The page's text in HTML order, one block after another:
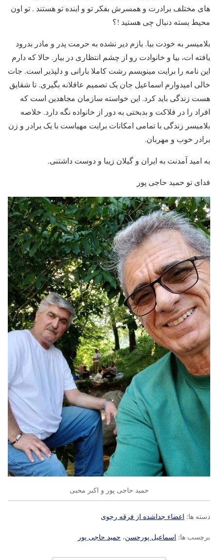
های مختلف برادرت و همسرش بفکر تو و اینده تو هستند . تو اون
محیط بسته دنبال چی هستید !؟
بلامیسر به خودت بیا. بازم دیر نشده به حرمت پدر و مادر بدرود
یافته ات، بیا و خانوادت رو از چشم انتظاری در بیار. حالا که دارم
این نامه را برایت مینویسم رشت کاملا بارانی و دلپذیر است. جات
خالی امیدوارم اسماعیل جان یک تصمیم عاقلانه بگیری. تا شقایق
هست زندگی باید کرد. این خواسته سازمان مجاهدین است که
افراد را در فلاکت و بدبختی به دور از خانواده نگه دارد. خلاصه
بلامیسر زندگی با تمامی امکانات برایت مهیاست با یک برادر و زن
برادر خوب و مهربان.
به امید آمدنت به ایران و گیلان زیبا و دوست داشتنی.
فدای تو حمید حاجی پور
حمید حاجی پور و اکبر محبی
دسته ها: اعضاء جداشده از فرقه رجوی
برچسب ها: اسماعيل پورحسن، حمید حاجی پور